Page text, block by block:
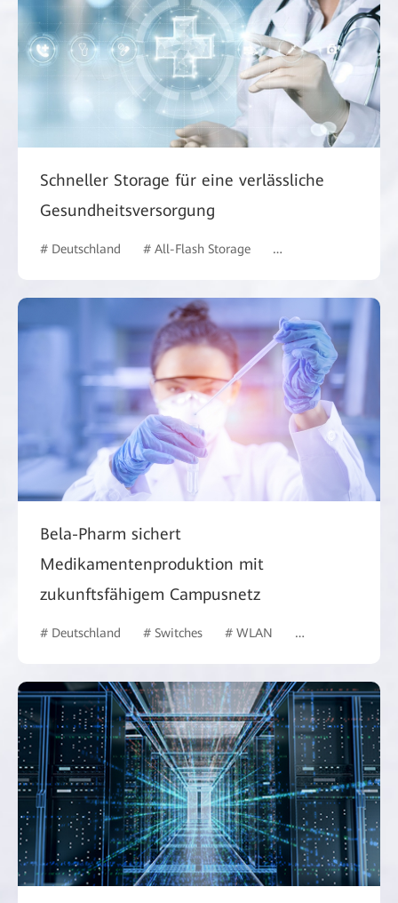
Schneller Storage für eine verlässliche
Gesundheitsversorgung
# Deutschland # All-Flash Storage # Gesundheitswesen
Bela-Pharm sichert
Medikamentenproduktion mit
zukunftsfähigem Campusnetz
# Deutschland # Switches # WLAN #